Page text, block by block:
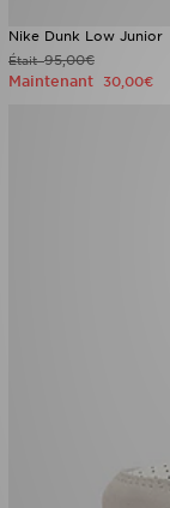
Nike Dunk Low Junior
Était95,00€
Maintenant 30,00€